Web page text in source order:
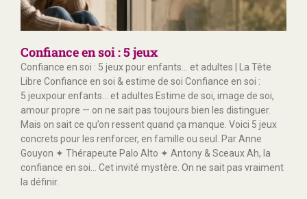
Confiance en soi : 5 jeux
Confiance en soi : 5 jeux pour enfants… et adultes | La Tête
Libre Confiance en soi & estime de soi Confiance en soi :
5 jeuxpour enfants… et adultes Estime de soi, image de soi,
amour propre — on ne sait pas toujours bien les distinguer.
Mais on sait ce qu’on ressent quand ça manque. Voici 5 jeux
concrets pour les renforcer, en famille ou seul. Par Anne
Gouyon ✦ Thérapeute Palo Alto ✦ Antony & Sceaux Ah, la
confiance en soi… Cet invité mystère. On ne sait pas vraiment
la définir.